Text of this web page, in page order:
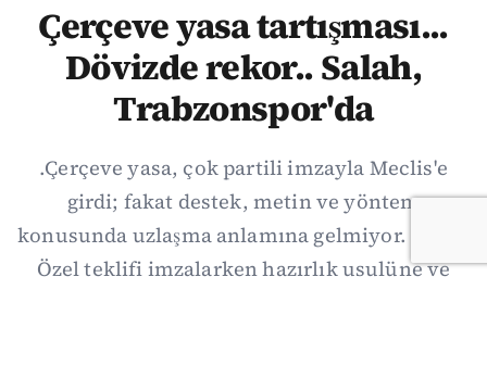
Çerçeve yasa tartışması...
Dövizde rekor.. Salah,
Trabzonspor'da
.Çerçeve yasa, çok partili imzayla Meclis'e
girdi; fakat destek, metin ve yöntem
konusunda uzlaşma anlamına gelmiyor. Özgür
Özel teklifi imzalarken hazırlık usulüne ve